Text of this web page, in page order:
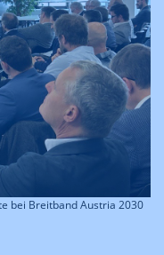
bei Breitband Austria 2030